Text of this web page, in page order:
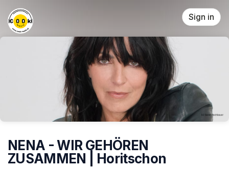
Skip header
Sign in
NENA - WIR GEHÖREN
ZUSAMMEN | Horitschon